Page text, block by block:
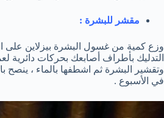
مقشر للبشرة :
وزع كمية من غسول البشرة بيزلاين على
التدليك بأطراف أصابعك بحركات دائرية
وتقشير البشرة ثم اشطفها بالماء ، ينصح
في الأسبوع .